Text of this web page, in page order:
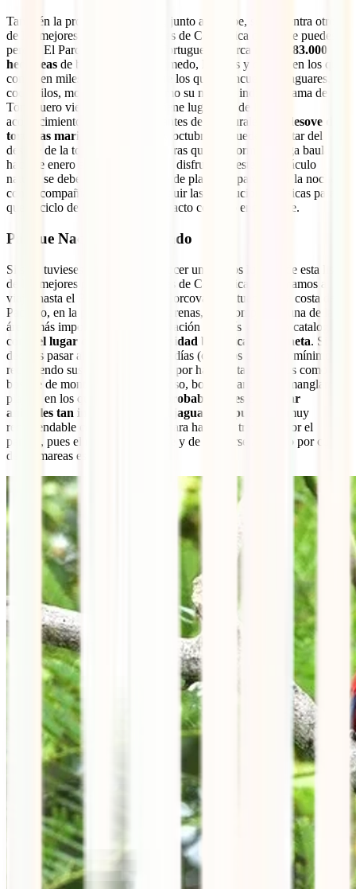
También la provincia de Limón, junto al Caribe, se encuentra otro
de los mejores parques nacionales de Costa Rica que no te puedes
perder. El Parque Nacional de Tortuguero abarca más de 83.000
hectáreas de bosque tropical húmedo, lagunas y canales en los que
conviven miles de especies, entre los que se encuentran jaguares,
cocodrilos, monos o tapires. Como su nombre indica, la fama de
Tortuguero viene porque en él tiene lugar uno de los
acontecimientos más impresionantes de la naturaleza: el
desove de
tortugas marinas
. Entre junio y octubre, se puede disfrutar del
desove de la tortuga verde. Mientras que la enorme tortuga baula lo
hace de enero a junio. Para poder disfrutar de este espectáculo
natural se debe acceder a la zona de playa del parque por la noche
con la compañía de un guía y seguir las precauciones básicas para
que el ciclo de la vida siga tan intacto como lo encontraste.
Parque Nacional Corcovado
Si solo tuvieses tiempo para conocer uno de los lugares de esta lista
de los mejores parques nacionales de Costa Rica, te animamos a
viajar hasta el Parque Nacional Corcovado. Situado en la costa del
Pacífico, en la provincia de Puntarenas, éste comprende una de las
áreas más importantes de conservación del país y ha sido catalogado
como
el lugar con mayor diversidad biológica del planeta. Si
decides pasar al menos un par de días (creemos que es lo mínimo)
recorriendo sus senderos, pasarás por hábitats tan diversos como
bosque de montaña, bosque nuboso, bosque pantanoso, manglares y
playas, en los que existen
altas probabilidades de avistar
animales tan inusuales como el jaguar o el puma
. Es muy
recomendable contratar un guía para hacer las travesías por el
parque, pues el riesgo de perderse y de quedarse atrapado por culpa
de las mareas es alto.